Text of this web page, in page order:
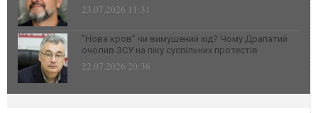
23.07.2026 11:31
“Нова кров” чи вимушений хід? Чому Драпатий
очолив ЗСУ на піку суспільних протестів
22.07.2026 20:36